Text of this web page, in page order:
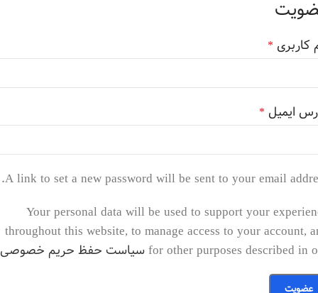
کاربری *
ایمیل *
A link to set a new password will be sent to your email
Your personal data will be used to support your
throughout this website, to manage access to your account,
for other purposes described inسیاست حفظ حریم خصوصی
عضویت